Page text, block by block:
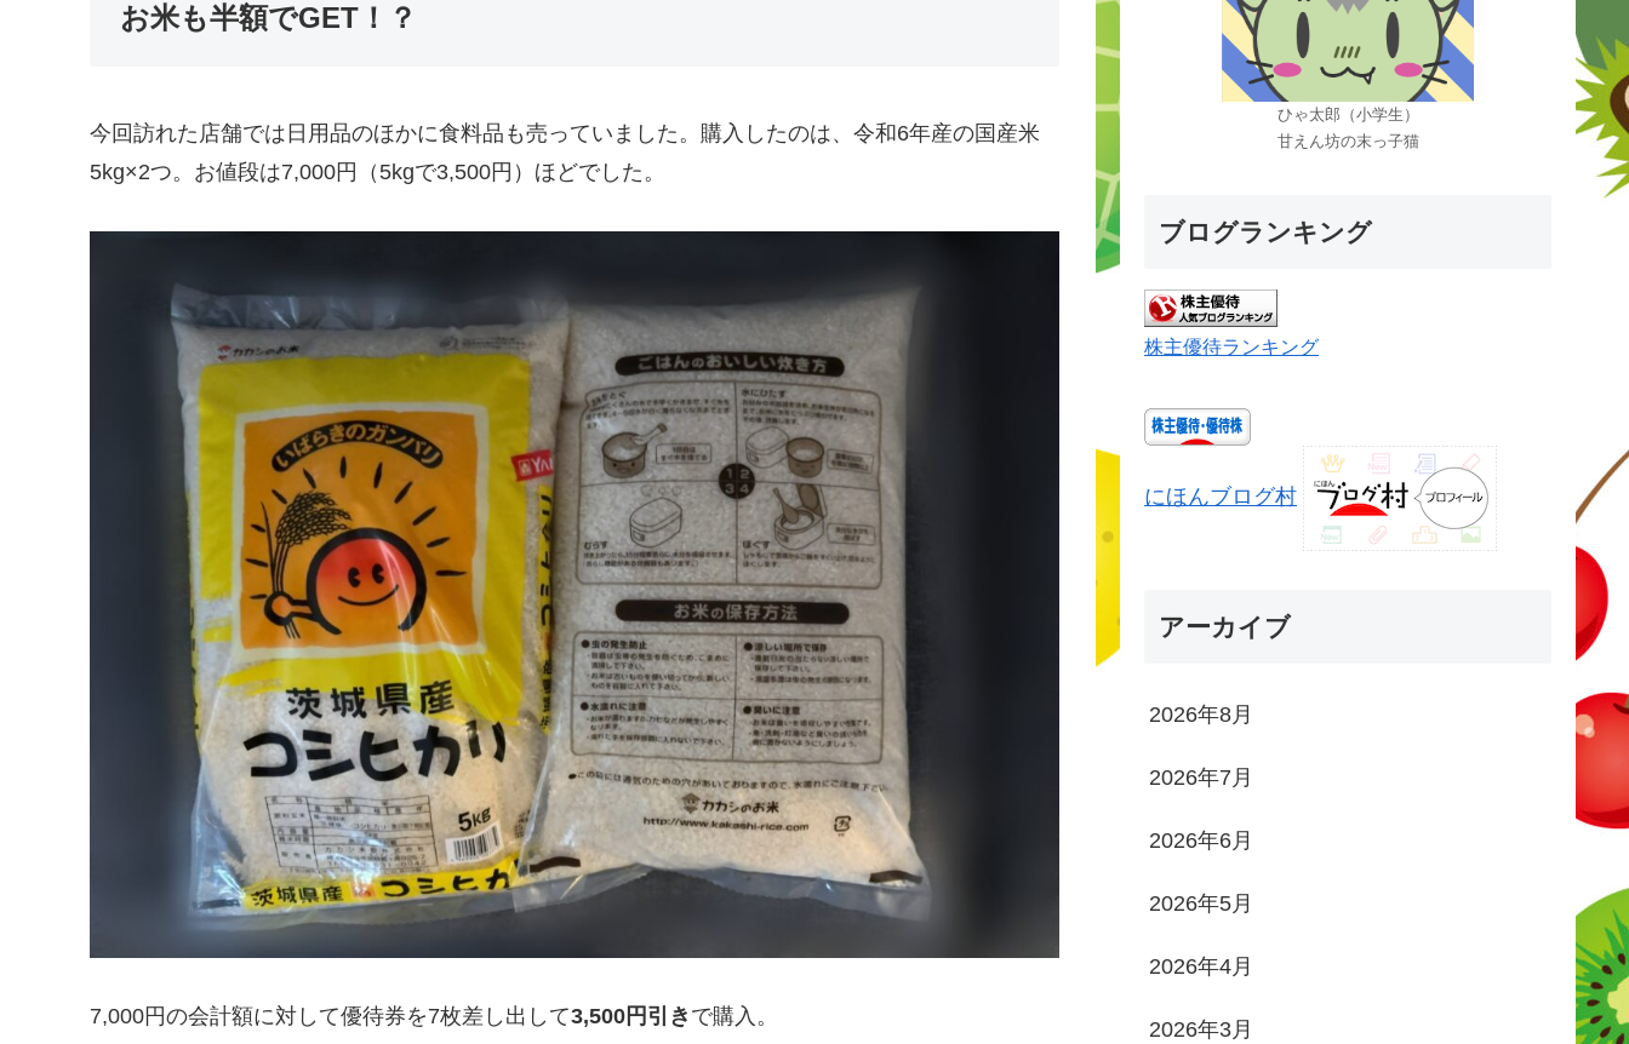
お米も半額でGET！？
今回訪れた店舗では日用品のほかに食料品も売っていました。購入したのは、令和6年産の国産米
5kg×2つ。お値段は7,000円（5kgで3,500円）ほどでした。
7,000円の会計額に対して優待券を7枚差し出して3,500円引き で購入。
ひゃ太郎（小学生）
甘えん坊の末っ子猫
ブログランキング
株主優待ランキング
にほんブログ村
アーカイブ
2026年8月
2026年7月
2026年6月
2026年5月
2026年4月
2026年3月